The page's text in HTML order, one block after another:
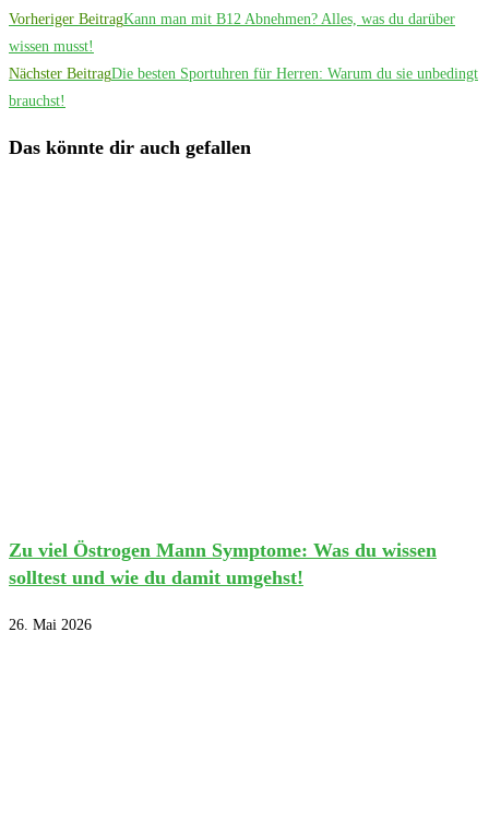
Vorheriger BeitragKann man mit B12 Abnehmen? Alles, was du darüber
wissen musst!
Nächster BeitragDie besten Sportuhren für Herren: Warum du sie unbedingt
brauchst!
Das könnte dir auch gefallen
Zu viel Östrogen Mann Symptome: Was du wissen
solltest und wie du damit umgehst!
26. Mai 2026